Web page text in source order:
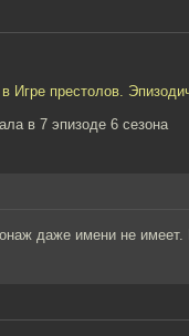
Игре престолов.
в 7 эпизоде 6 сезона
даже имени не